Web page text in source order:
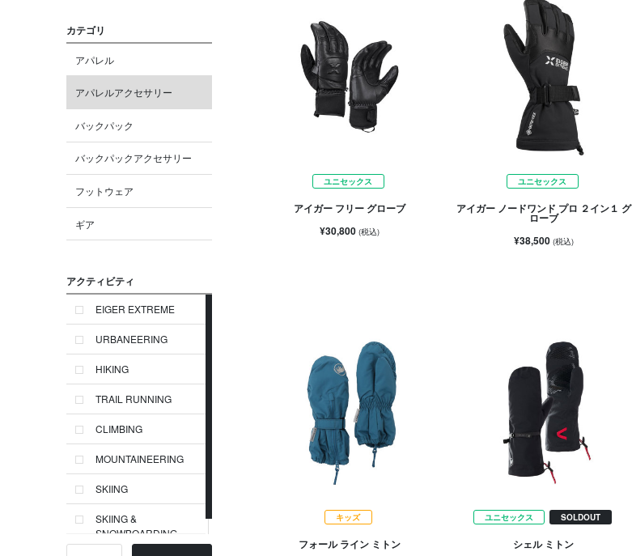
カテゴリ
アパレル
アパレルアクセサリー
バックパック
バックパックアクセサリー
フットウェア
ギア
アクティビティ
EIGER EXTREME
URBANEERING
HIKING
TRAIL RUNNING
CLIMBING
MOUNTAINEERING
SKIING
SKIING &
SNOWBOARDING
ユニセックス
アイガー フリー グローブ
¥30,800 (税込)
ユニセックス
アイガー ノードワンド プロ ２イン１ グ
ローブ
¥38,500 (税込)
キッズ
フォール ライン ミトン
ユニセックス SOLDOUT
シェル ミトン